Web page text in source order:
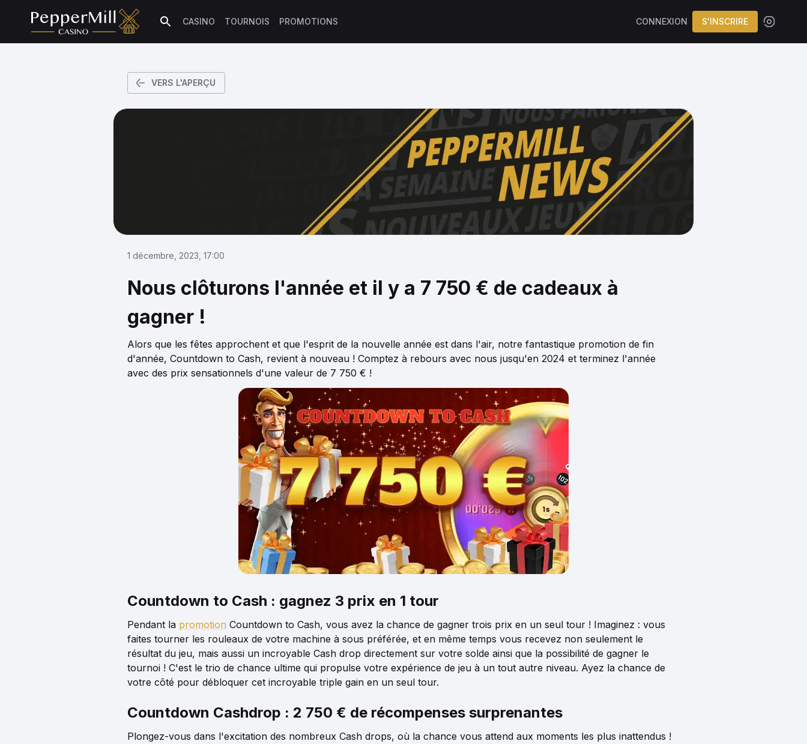
Rechercher
CASINO TOURNOIS PROMOTIONS CONNEXION S'INSCRIRE
VERS L'APERÇU
1 décembre, 2023, 17:00
Nous clôturons l'année et il y a 7 750 € de cadeaux à
gagner !
Alors que les fêtes approchent et que l'esprit de la nouvelle année est dans l'air, notre fantastique promotion de fin
d'année, Countdown to Cash, revient à nouveau ! Comptez à rebours avec nous jusqu'en 2024 et terminez l'année
avec des prix sensationnels d'une valeur de 7 750 € !
Countdown to Cash : gagnez 3 prix en 1 tour
Pendant la promotion Countdown to Cash, vous avez la chance de gagner trois prix en un seul tour ! Imaginez : vous
faites tourner les rouleaux de votre machine à sous préférée, et en même temps vous recevez non seulement le
résultat du jeu, mais aussi un incroyable Cash drop directement sur votre solde ainsi que la possibilité de gagner le
tournoi ! C'est le trio de chance ultime qui propulse votre expérience de jeu à un tout autre niveau. Ayez la chance de
votre côté pour débloquer cet incroyable triple gain en un seul tour.
Countdown Cashdrop : 2 750 € de récompenses surprenantes
Plongez-vous dans l'excitation des nombreux Cash drops, où la chance vous attend aux moments les plus inattendus !